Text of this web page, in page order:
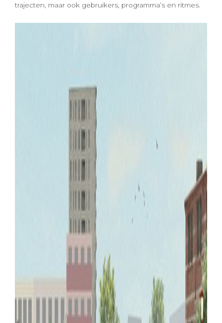
trajecten, maar ook gebruikers, programma’s en ritmes.